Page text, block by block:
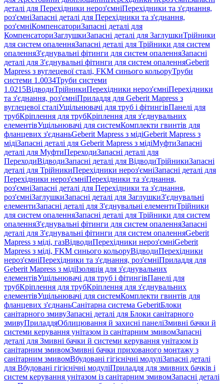
деталі для Перехідники нероз'ємніПерехідники та з'єднання,
роз'ємніЗапасні деталі для Перехідники та з'єднання,
роз'ємніКомпенсаториЗапасні деталі для
КомпенсаториЗаглушкиЗапасні деталі для ЗаглушкиТрійники
для систем опаленняЗапасні деталі для Трійники для систем
опаленняЗ'єднувальні фітинги для систем опаленняЗапасні
деталі для З'єднувальні фітинги для систем опаленняGeberit
Mapress з вуглецевої сталі, FKM синього кольоруТруби
системи 1.0034Труби системи
1.0215ВідводиТрійникиПерехідники нероз'ємніПерехідники
та з'єднання, роз'ємніПриладдя для Geberit Mapress з
вуглецевої сталіУщільнювачі для труб і фітингівПанелі для
трубКріплення для трубКріплення для з'єднувальних
елементівУщільнювачі для системКомплекти гвинтів для
фланцевих з'єднаньGeberit Mapress з мідіGeberit Mapress з
мідіЗапасні деталі для Geberit Mapress з мідіМуфтиЗапасні
деталі для МуфтиПереходиЗапасні деталі для
ПереходиВідводиЗапасні деталі для ВідводиТрійникиЗапасні
деталі для ТрійникиПерехідники нероз'ємніЗапасні деталі для
Перехідники нероз'ємніПерехідники та з'єднання,
роз'ємніЗапасні деталі для Перехідники та з'єднання,
роз'ємніЗаглушкиЗапасні деталі для ЗаглушкиЗ'єднувальні
елементиЗапасні деталі для З'єднувальні елементиТрійники
для систем опаленняЗапасні деталі для Трійники для систем
опаленняЗ'єднувальні фітинги для систем опаленняЗапасні
деталі для З'єднувальні фітинги для систем опаленняGeberit
Mapress з міді, газВідводиПерехідники нероз'ємніGeberit
Mapress з міді, FKM синього кольоруВідводиПерехідники
нероз'ємніПерехідники та з'єднання, роз'ємніПриладдя для
Geberit Mapress з мідіІзоляція для з'єднувальних
елементівУщільнювачі для труб і фітингівПанелі для
трубКріплення для трубКріплення для з'єднувальних
елементівУщільнювачі для системКомплекти гвинтів для
фланцевих з'єднаньСанітарна система GeberitБлоки
санітарного змивуЗапасні деталі для Блоки санітарного
змивуПриладдяОблицювання й захисні панеліЗмивні бачки й
системи керування унітазом із санітарним змивомЗапасні
деталі для Змивні бачки й системи керування унітазом із
санітарним змивомЗмивні бачки прихованого монтажу з
санітарним змивомВбудовані гігієнічні модуліЗапасні деталі
для Вбудовані гігієнічні модуліПриладдя для змивних бачків і
систем керування унітазом із санітарним змивомЗапасні деталі